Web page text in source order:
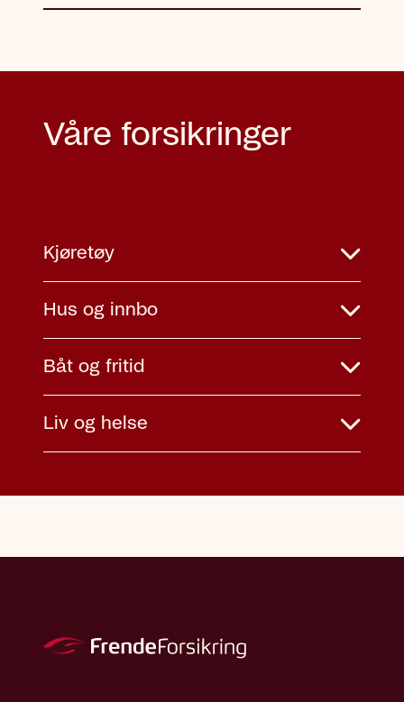
Våre forsikringer
Kjøretøy
Hus og innbo
Båt og fritid
Liv og helse